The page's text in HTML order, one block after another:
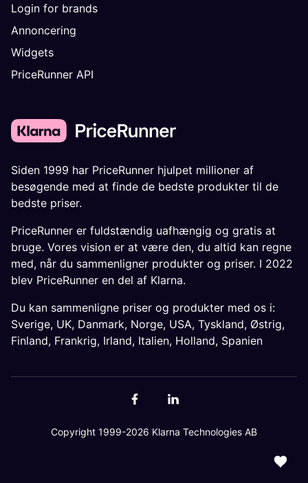
Login for brands
Annoncering
Widgets
PriceRunner API
Siden 1999 har PriceRunner hjulpet millioner af
besøgende med at finde de bedste produkter til de
bedste priser.
PriceRunner er fuldstændig uafhængig og gratis at
bruge. Vores vision er at være den, du altid kan regne
med, når du sammenligner produkter og priser. I 2022
blev PriceRunner en del af Klarna.
Du kan sammenligne priser og produkter med os i:
Sverige, UK, Danmark, Norge, USA, Tyskland, Østrig,
Finland, Frankrig, Irland, Italien, Holland, Spanien
Copyright 1999-2026 Klarna Technologies AB